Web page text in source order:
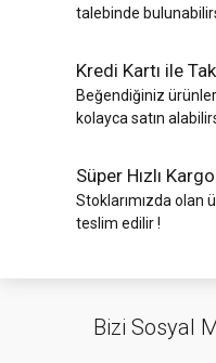
talebinde
Kredi Kartı ile
Beğendiğiniz
kolayca satın
Süper Hızlı
Stoklarımızda olan
teslim edilir !
Bizi Sosyal